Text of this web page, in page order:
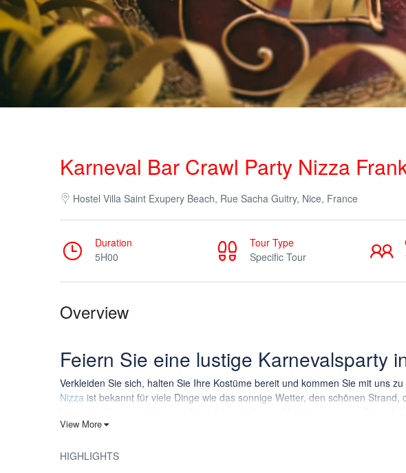
Karneval Bar Crawl Party Nizza
Hostel Villa Saint Exupery Beach, Rue Sacha Guitry, Nice, France
Duration
5H00
Tour Type
Specific Tour
Overview
Feiern Sie eine lustige Karnevalsparty
Verkleiden Sie sich, halten Sie Ihre Kostüme bereit und kommen Sie mit uns
Nizza ist bekannt für viele Dinge wie das sonnige Wetter, den schönen
Zusammen mit einem sehr freundlichen Team garantieren wir Ihnen, dass Sie
Was ist der Karneval von Nizza?
View More
HIGHLIGHTS